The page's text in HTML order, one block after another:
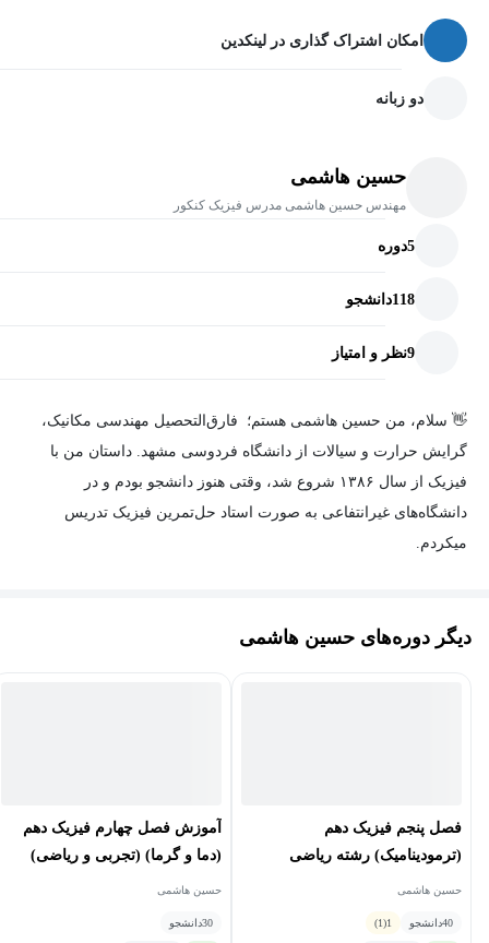
آموزشی دیگه‌ای به طور کامل فصل سوم فیزیک دهم رشته تجربی و
ریاضی رو مسلط بشه. امیدوارم مثل مثل فصل‌های قبلی، آموزش این
فصل هم براتون مفید باشه.
امکان اشتراک گذاری در لینکدین
دو زبانه
حسین هاشمی
مهندس حسین هاشمی مدرس فیزیک کنکور
5دوره
118دانشجو
9نظر و امتیاز
👋 سلام، من حسین هاشمی هستم؛ فارق‌التحصیل مهندسی مکانیک،
گرایش حرارت و سیالات از دانشگاه فردوسی مشهد. داستان من با
فیزیک از سال ۱۳۸۶ شروع شد، وقتی هنوز دانشجو بودم و در
دانشگاه‌های غیرانتفاعی به صورت استاد حل‌تمرین فیزیک تدریس
میکردم.
کارشناس دفتر فنی پایپینگ و مهندس ناظر و اجرا تقریبا همه چیز در
دیگر دوره‌های حسین هاشمی
فصل پنجم فیزیک دهم
(ترمودینامیک) رشته ریاضی
حسین هاشمی
40دانشجو 1
(1)
آموزش فصل چهارم فیزیک دهم
(دما و گرما) (تجربی و ریاضی)
حسین هاشمی
30دانشجو